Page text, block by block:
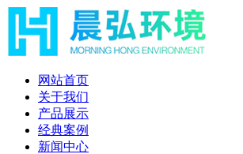
网站首页
关于我们
产品展示
经典案例
新闻中心